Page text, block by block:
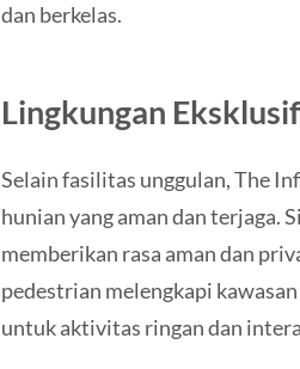
dan berkelas.
Lingkungan
Selain fasilitas unggulan, The
hunian yang aman dan terjaga.
memberikan rasa aman dan
pedestrian melengkapi
untuk aktivitas ringan dan